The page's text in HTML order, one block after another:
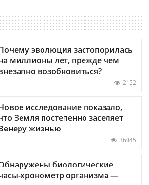
эволюция застопорилась
миллионы лет, прежде чем
возобновиться?
2152
исследование показало,
Земля постепенно заселяет
жизнью
36045
биологические
хронометр организма —